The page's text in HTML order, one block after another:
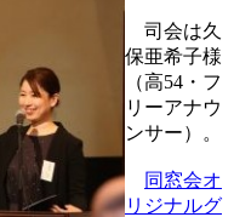
司会は久
保亜希子様
（高54・フ
リーアナウ
ンサー）。
同窓会オ
リジナルグ